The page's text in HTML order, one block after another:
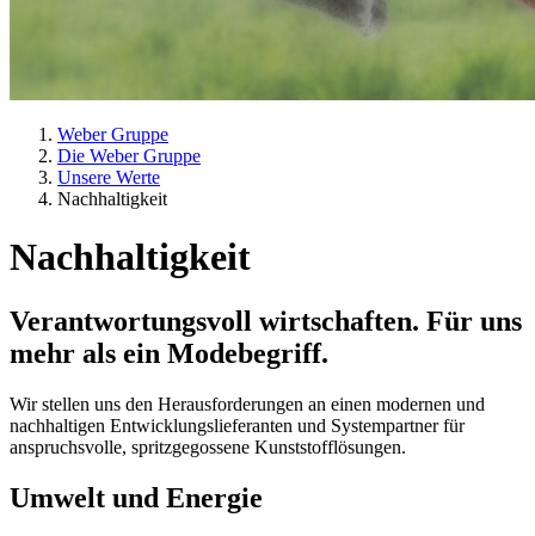
Weber Gruppe
Die Weber Gruppe
Unsere Werte
Nachhaltigkeit
Nachhaltigkeit
Verantwortungsvoll wirtschaften. Für uns
mehr als ein Modebegriff.
Wir stellen uns den Herausforderungen an einen modernen und
nachhaltigen Entwicklungslieferanten und Systempartner für
anspruchsvolle, spritzgegossene Kunststofflösungen.
Umwelt und Energie